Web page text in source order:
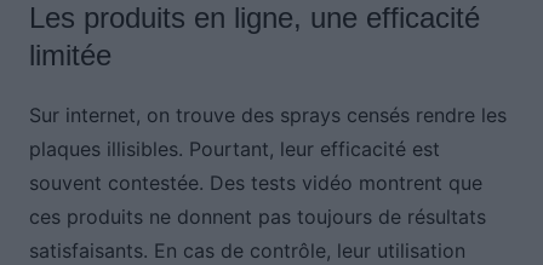
Les produits en ligne, une efficacité
limitée
Sur internet, on trouve des sprays censés rendre les
plaques illisibles. Pourtant, leur efficacité est
souvent contestée. Des tests vidéo montrent que
ces produits ne donnent pas toujours de résultats
satisfaisants. En cas de contrôle, leur utilisation